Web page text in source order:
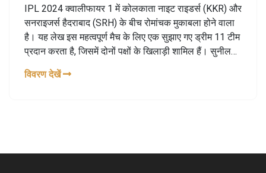
IPL 2024 क्वालीफायर 1 में कोलकाता नाइट राइडर्स (KKR) और
सनराइजर्स हैदराबाद (SRH) के बीच रोमांचक मुकाबला होने वाला
है। यह लेख इस महत्वपूर्ण मैच के लिए एक सुझाए गए ड्रीम 11 टीम
प्रदान करता है, जिसमें दोनों पक्षों के खिलाड़ी शामिल हैं। सुनील
रूप में सुझाया गया है।
विवरण देखें